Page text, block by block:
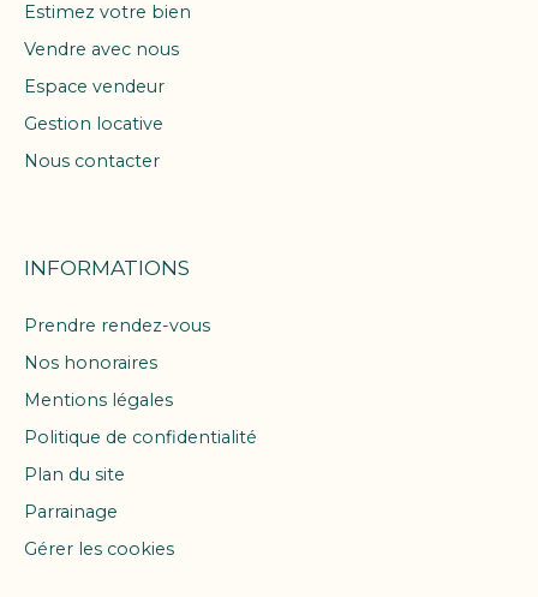
Estimez votre bien
Vendre avec nous
Espace vendeur
Gestion locative
Nous contacter
INFORMATIONS
Prendre rendez-vous
Nos honoraires
Mentions légales
Politique de confidentialité
Plan du site
Parrainage
Gérer les cookies